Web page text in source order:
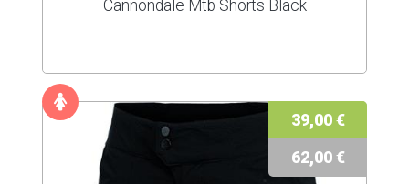
Cannondale Mtb Shorts Black
39,00 €
62,00 €